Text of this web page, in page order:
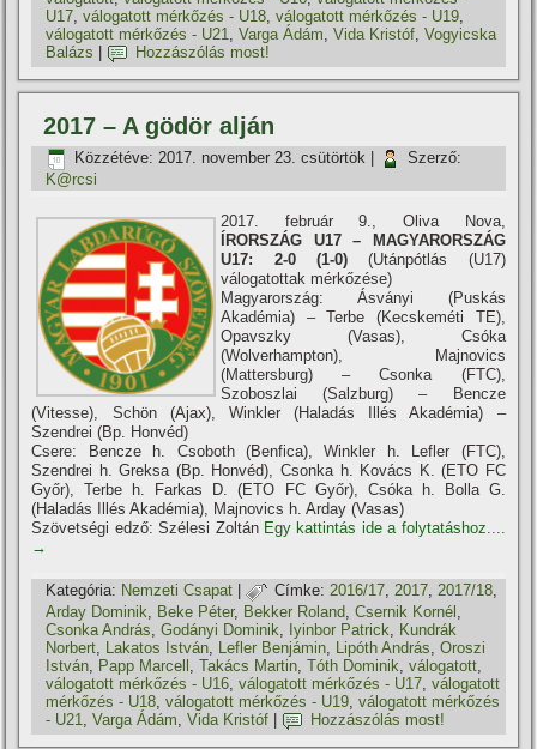
U17,válogatott mérkőzés - U18,válogatott mérkőzés - U19,
válogatott mérkőzés - U21,Varga Ádám,Vida Kristóf,Vogyicska
Balázs
Hozzászólás most!
2017 – A gödör alján
Közzétéve: 2017. november 23. csütörtök
Szerző:
K@rcsi
2017. február 9., Oliva Nova,
ÍRORSZÁG U17 – MAGYARORSZÁG
U17: 2-0 (1-0)(Utánpótlás (U17)
válogatottak mérkőzése)
Magyarország: Ásványi (Puskás
Akadémia) – Terbe (Kecskeméti TE),
Opavszky (Vasas), Csóka
(Wolverhampton), Majnovics
(Mattersburg) – Csonka (FTC),
Szoboszlai (Salzburg) – Bencze
(Vitesse), Schön (Ajax), Winkler (Haladás Illés Akadémia) –
Szendrei (Bp. Honvéd)
Csere: Bencze h. Csoboth (Benfica), Winkler h. Lefler (FTC),
Szendrei h. Greksa (Bp. Honvéd), Csonka h. Kovács K. (ETO FC
Győr), Terbe h. Farkas D. (ETO FC Győr), Csóka h. Bolla G.
(Haladás Illés Akadémia), Majnovics h. Arday (Vasas)
Szövetségi edző: Szélesi Zoltán Egy kattintás ide a folytatáshoz....
→
Kategória: Nemzeti Csapat | Címke: 2016/17,2017,2017/18,
Arday Dominik, Beke Péter, Bekker Roland,Csernik Kornél ,
Csonka András,Godányi Dominik, Iyinbor Patrick, Kundrák
Norbert, Lakatos István, Lefler Benjámin, Lipóth András,Oroszi
István, Papp Marcell ,Takács Martin,Tóth Dominik,válogatott,
válogatott mérkőzés - U16,válogatott mérkőzés - U17,válogatott
mérkőzés - U18,válogatott mérkőzés - U19,válogatott mérkőzés
- U21,Varga Ádám,Vida Kristóf Hozzászólás most!